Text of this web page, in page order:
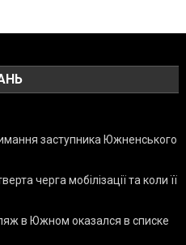
заступника Южненського
черга мобілізації та коли її
в Южном оказался в списке